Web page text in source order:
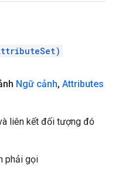
Ngữ cảnh, Attributes
liên kết đối tượng đó
phải gọi